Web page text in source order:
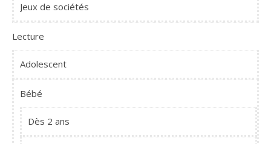
Jeux de sociétés
Lecture
Adolescent
Bébé
Dès 2 ans